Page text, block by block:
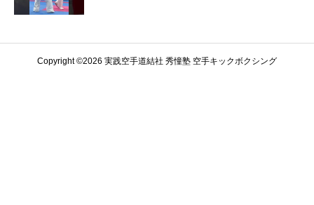
Copyright ©️2026 実践空手道結社 秀憧塾 空手キックボクシング